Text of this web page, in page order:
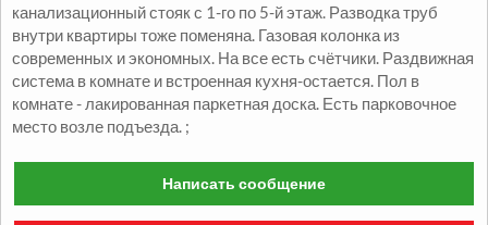
канализационный стояк с 1-го по 5-й этаж. Разводка труб
внутри квартиры тоже поменяна. Газовая колонка из
современных и экономных. На все есть счётчики. Раздвижная
система в комнате и встроенная кухня-остается. Пол в
комнате - лакированная паркетная доска. Есть парковочное
место возле подъезда. ;
Написать сообщение